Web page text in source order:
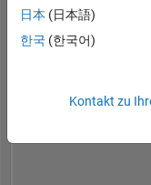
reflect
thatBEITRÄGE
0
4
5
日本 (日本語)
한국 (한국어)
Kontakt zu